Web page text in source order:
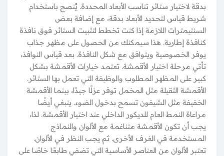
بدقة لاختيار ستائر تناسب الأبعاد المحددة. يُنصح باستخدام
شريط قياس لتحديد الأبعاد بدقة، مع إضافة بعض
السنتيمترات اللازمة إذا كنت تخطط لتثبيت الستائر فوق نافذة
كنافذة إطارية. هذا سيمكنك من الحصول على مظهر جذاب
يوفر الخصوصية ويتوافق مع شكل النافذة. بعد قياس النوافذ،
تأتي مرحلة اختيار الأقمشة. تعتمد خيارات الأقمشة بشكل
كبير على المظهر المطلوب والوظيفة التي تعمل بها الستائر.
الأقمشة الثقيلة مثل المخمل توفر عزلًا جيدًا، بينما الأقمشة
الخفيفة مثل الشيفون تسمح بدخول الضوء. ينبغي أيضًا
مراعاة النمط العام للديكور الداخلي عند اختيار الأقمشة. لذا،
يجب أن تكون الأقمشة متناغمة مع الألوان والنماذج
المستخدمة في الغرف الأخرى. ثم يجب النظر في الألوان.
تعتبر الألوان من العناصر الأساسية التي تضفي طابعًا خاصًا على